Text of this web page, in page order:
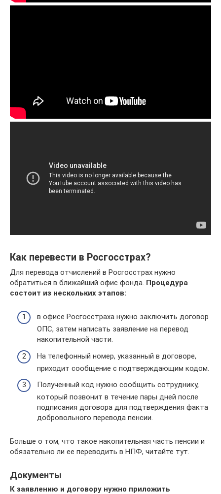
Как перевести в Росгосстрах?
Для перевода отчислений в Росгосстрах нужно
обратиться в ближайший офис фонда. Процедура
состоит из нескольких этапов:
в офисе Росгосстраха нужно заключить договор
ОПС, затем написать заявление на перевод
накопительной части.
На телефонный номер, указанный в договоре,
приходит сообщение с подтверждающим кодом.
Полученный код нужно сообщить сотруднику,
который позвонит в течение пары дней после
подписания договора для подтверждения факта
добровольного перевода пенсии.
Больше о том, что такое накопительная часть пенсии и
обязательно ли ее переводить в НПФ, читайте тут.
Документы
К заявлению и договору нужно приложить